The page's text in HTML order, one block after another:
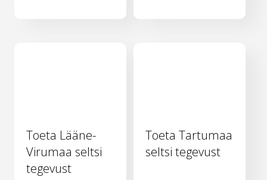
Toeta Lääne-
Virumaa seltsi
tegevust
Toeta Tartumaa
seltsi tegevust